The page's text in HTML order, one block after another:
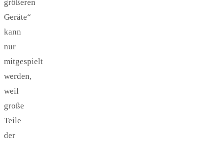
größeren
Geräte“
kann
nur
mitgespielt
werden,
weil
große
Teile
der